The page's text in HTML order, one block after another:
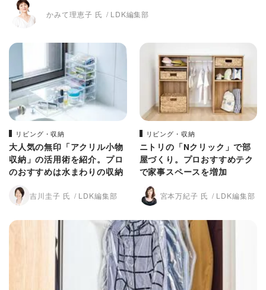
かみて理恵子 氏 LDK編集部
リビング・収納
大人気の無印「アクリル小物
収納」の活用術を紹介。プロ
のおすすめは水まわりの収納
吉川圭子 氏 LDK編集部
リビング・収納
ニトリの「Nクリック」で部
屋づくり。プロおすすめテク
で家事スペースを増加
宮本万紀子 氏 LDK編集部